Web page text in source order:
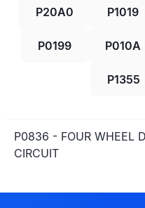
P20A0 P1019
P0199 P010A
P1355
P0836 - FOUR WHEEL
CIRCUIT